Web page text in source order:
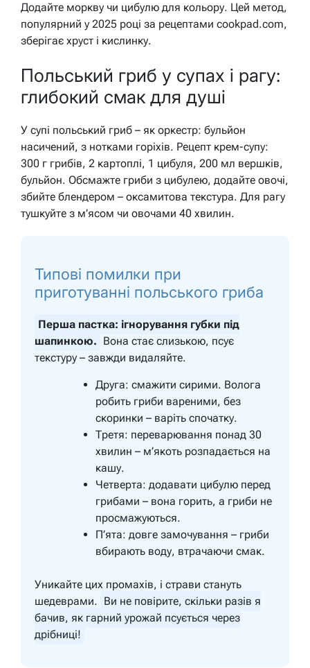
Додайте моркву чи цибулю для кольору. Цей метод,
популярний у 2025 році за рецептами cookpad.com,
зберігає хруст і кислинку.
Польський гриб у супах і рагу:
глибокий смак для душі
У супі польський гриб – як оркестр: бульйон
насичений, з нотками горіхів. Рецепт крем-супу:
300 г грибів, 2 картоплі, 1 цибуля, 200 мл вершків,
бульйон. Обсмажте гриби з цибулею, додайте овочі,
збийте блендером – оксамитова текстура. Для рагу
тушкуйте з м’ясом чи овочами 40 хвилин.
Типові помилки при
приготуванні польського гриба
Перша пастка: ігнорування губки під
шапинкою. Вона стає слизькою, псує
текстуру – завжди видаляйте.
Друга: смажити сирими. Волога
робить гриби вареними, без
скоринки – варіть спочатку.
Третя: переварювання понад 30
хвилин – м’якоть розпадається на
кашу.
Четверта: додавати цибулю перед
грибами – вона горить, а гриби не
просмажуються.
П’ята: довге замочування – гриби
вбирають воду, втрачаючи смак.
Уникайте цих промахів, і страви стануть
шедеврами. Ви не повірите, скільки разів я
бачив, як гарний урожай псується через
дрібниці!